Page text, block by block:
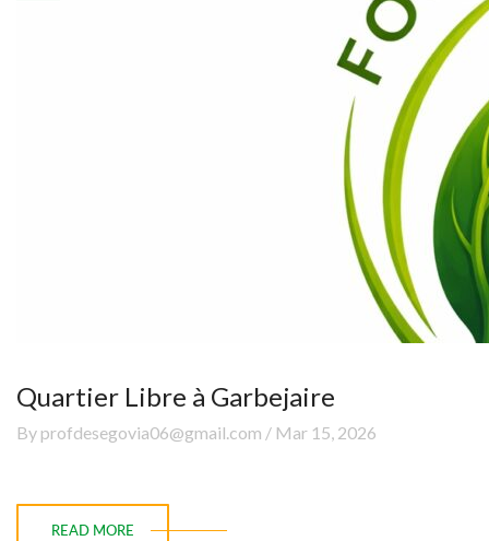
Quartier Libre à Garbejaire
By profdesegovia06@gmail.com / Mar 15, 2026
READ MORE